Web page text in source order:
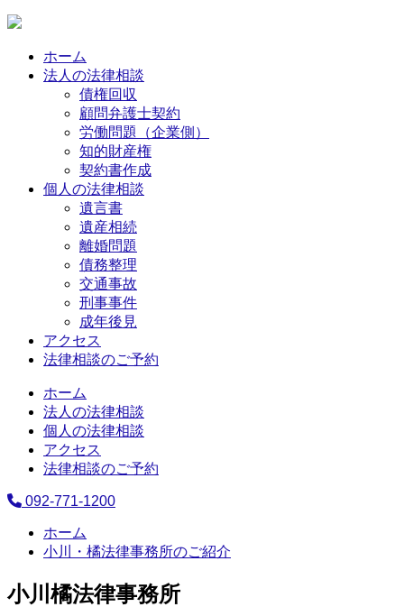
ホーム
法人の法律相談
債権回収
顧問弁護士契約
労働問題（企業側）
知的財産権
契約書作成
個人の法律相談
遺言書
遺産相続
離婚問題
債務整理
交通事故
刑事事件
成年後見
アクセス
法律相談のご予約
ホーム
法人の法律相談
個人の法律相談
アクセス
法律相談のご予約
092-771-1200
ホーム
小川・橘法律事務所のご紹介
小川橘法律事務所